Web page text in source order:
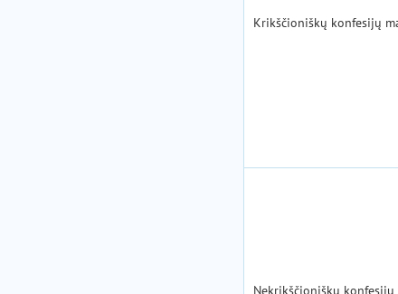
Krikščioniškų konfesijų
Nekrikščioniškų konfesijų